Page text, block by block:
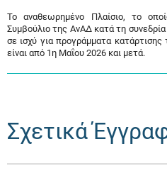
Το αναθεωρημένο Πλαίσιο, το
Συμβούλιο της ΑνΑΔ κατά τη
σε ισχύ για προγράμματα
είναι από 1η Μαΐου 2026 και μετά.
Σχετικά